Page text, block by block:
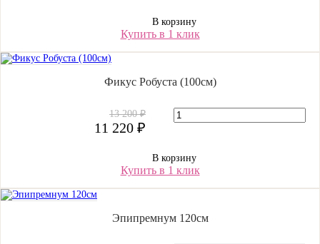
В корзину
Купить в 1 клик
Фикус Робуста (100см)
13 200 ₽
11 220 ₽
В корзину
Купить в 1 клик
Эпипремнум 120см